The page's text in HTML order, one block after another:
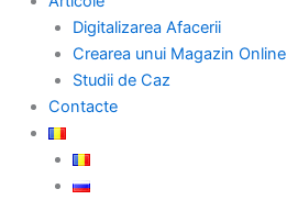
Digitalizarea Afacerii
Crearea unui Magazin Online
Studii de Caz
Contacte